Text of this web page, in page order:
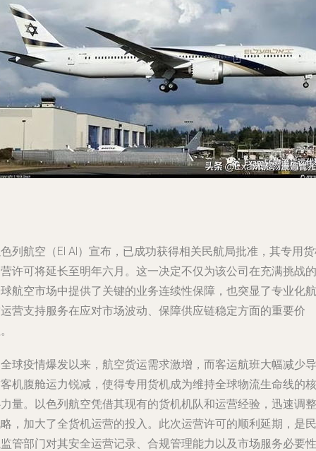
列航空（El Al）宣布，已成功获得相关民航局批准，其专用
许可将延长至明年六月。这一决定不仅为该公司在充满挑战的
航空市场中提供了关键的业务连续性保障，也突显了专业化航
营支持服务在应对市场波动、保障供应链稳定方面的重要价
球疫情爆发以来，航空货运需求激增，而客运航班大幅减少导
机腹舱运力锐减，使得专用货机成为维持全球物流生命线的核
量。以色列航空凭借其现有的货机机队和运营经验，迅速调整
，加大了全货机运营的投入。此次运营许可的顺利延期，是民
管部门对其安全运营记录、合规管理能力以及市场服务必要性